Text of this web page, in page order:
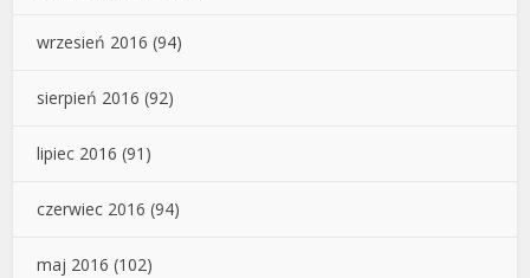
wrzesień 2016 (94)
sierpień 2016 (92)
lipiec 2016 (91)
czerwiec 2016 (94)
maj 2016 (102)